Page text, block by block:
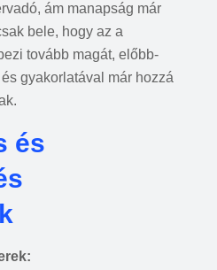
ám manapság már
bele, hogy az a
tovább magát, előbb-
gyakorlatával már hozzá
és